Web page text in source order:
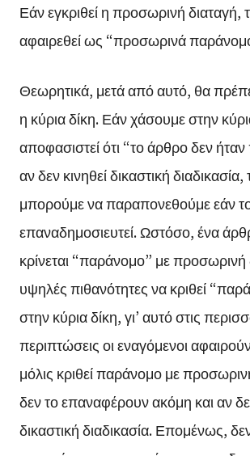
Εάν εγκριθεί η προσωρινή διαταγή,
αφαιρεθεί ως “προσωρινά
Θεωρητικά, μετά από αυτό, θα
η κύρια δίκη. Εάν χάσουμε στην
αποφασιστεί ότι “το άρθρο δεν
αν δεν κινηθεί δικαστική διαδικασία,
μπορούμε να παραπονεθούμε εάν
επαναδημοσιευτεί. Ωστόσο, ένα
κρίνεται “παράνομο” με προσωρινή
υψηλές πιθανότητες να κριθεί
στην κύρια δίκη, γι’ αυτό στις
περιπτώσεις οι εναγόμενοι
μόλις κριθεί παράνομο με
δεν το επαναφέρουν ακόμη και αν
δικαστική διαδικασία. Επομένως, δεν